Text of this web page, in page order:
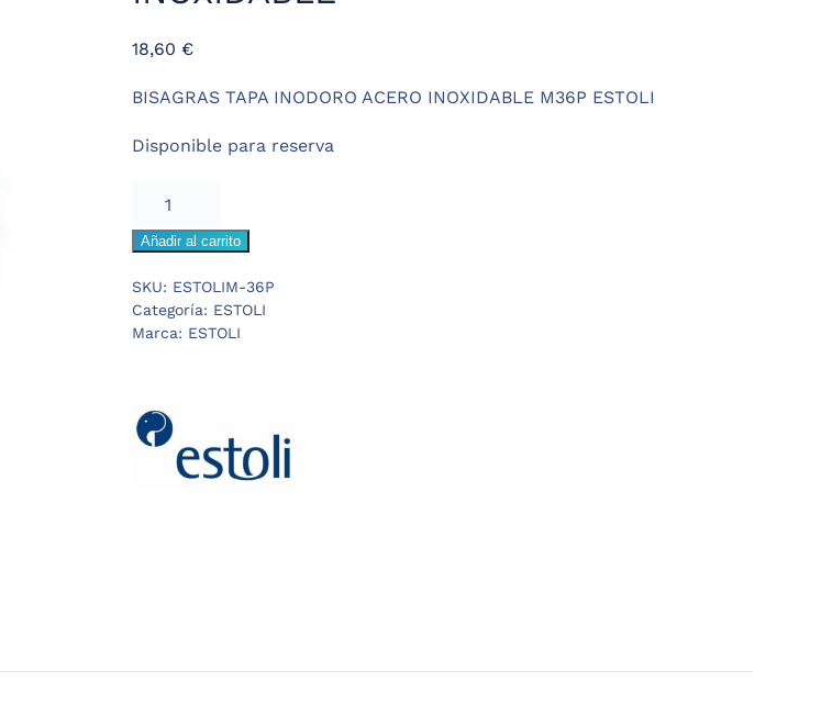
18,60 €
BISAGRAS TAPA INODORO ACERO INOXIDABLE M36P ESTOLI
Disponible para reserva
BISAGRAS
INOXIDABLE
cantidad
Añadir al carrito
SKU: ESTOLIM-36P
Categoría: ESTOLI
Marca: ESTOLI